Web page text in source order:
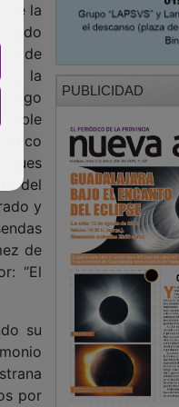
de la
de
la
digo
del
y
de
“El
su
por
PUBLICIDAD